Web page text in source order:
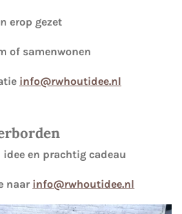
erop gezet
of samenwonen
info@rwhoutidee.nl
idee en prachtig cadeau
naar info@rwhoutidee.nl